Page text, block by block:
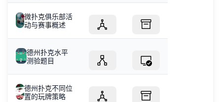
微扑克俱乐部活
动与赛事概述
德州扑克水平
测验题目
德州扑克不同位
置的玩牌策略